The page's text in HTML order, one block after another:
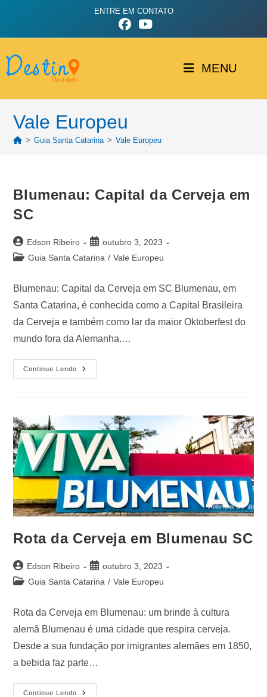
ENTRE EM CONTATO
MENU
Vale Europeu
> Guia Santa Catarina > Vale Europeu
Blumenau: Capital da Cerveja em
SC
Edson Ribeiro
outubro 3, 2023
Guia Santa Catarina / Vale Europeu
Blumenau: Capital da Cerveja em SC Blumenau, em
Santa Catarina, é conhecida como a Capital Brasileira
da Cerveja e também como lar da maior Oktoberfest do
mundo fora da Alemanha.…
Continue Lendo
Rota da Cerveja em Blumenau SC
Edson Ribeiro
outubro 3, 2023
Guia Santa Catarina / Vale Europeu
Rota da Cerveja em Blumenau: um brinde à cultura
alemã Blumenau é uma cidade que respira cerveja.
Desde a sua fundação por imigrantes alemães em 1850,
a bebida faz parte…
Continue Lendo